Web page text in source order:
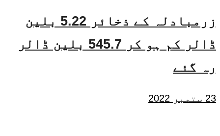
زرمبادلہ کے ذخائر 5.22 بلین
ڈالر کم ہو کر 545.7 بلین ڈالر
رہ گئے
23 ستمبر 2022